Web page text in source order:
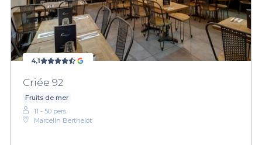
4,1
Criée 92
Fruits de mer
11 - 50 pers.
Marcelin Berthelot